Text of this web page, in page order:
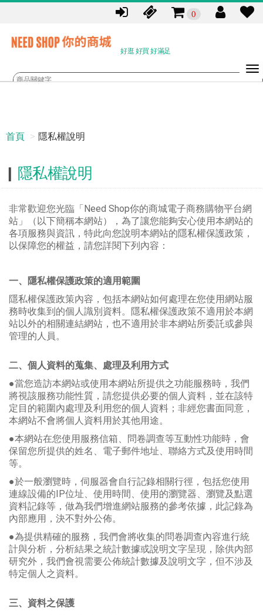
0
好逛 好買 好滿足
首頁 隱私權說明
隱私權說明
非常歡迎您光臨「Need Shop你的商城電子商務購物平台網
站」（以下簡稱本網站），為了讓您能夠安心使用本網站的
各項服務與資訊，特此向您說明本網站的隱私權保護政策，
以保障您的權益，請您詳閱下列內容：
一、隱私權保護政策的適用範圍
隱私權保護政策內容，包括本網站如何處理在您使用網站服
務時收集到的個人識別資料。隱私權保護政策不適用於本網
站以外的相關連結網站，也不適用於非本網站所委託或參與
管理的人員。
二、個人資料的蒐集、處理及利用方式
●當您造訪本網站或使用本網站所提供之功能服務時，我們
將視該服務功能性質，請您提供必要的個人資料，並在該特
定目的範圍內處理及利用您的個人資料；非經您書面同意，
本網站不會將個人資料用於其他用途。
●本網站在您使用服務信箱、問卷調查等互動性功能時，會
保留您所提供的姓名、電子郵件地址、聯絡方式及使用時間
等。
●於一般瀏覽時，伺服器會自行記錄相關行徑，包括您使用
連線設備的IP位址、使用時間、使用的瀏覽器、瀏覽及點選
資料記錄等，做為我們增進網站服務的參考依據，此記錄為
內部應用，決不對外公佈。
●為提供精確的服務，我們會將收集的問卷調查內容進行統
計與分析，分析結果之統計數據或說明文字呈現，除供內部
研究外，我們會視需要公佈統計數據及說明文字，但不涉及
特定個人之資料。
三、資料之保護